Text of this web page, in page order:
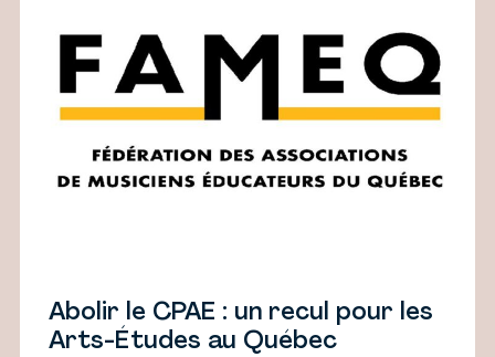
Abolir le CPAE : un recul pour les
Arts-Études au Québec